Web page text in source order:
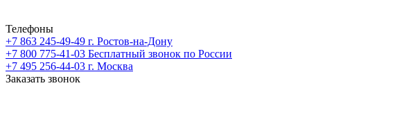
Телефоны
+7 863 245-49-49 г. Ростов-на-Дону
+7 800 775-41-03 Бесплатный звонок по России
+7 495 256-44-03 г. Москва
Заказать звонок